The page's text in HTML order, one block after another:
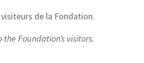
de la Fondation.
Foundation’s visitors.